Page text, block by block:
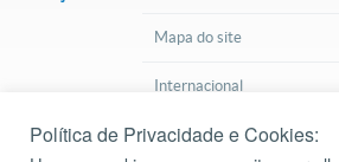
Mapa do site
Internacional
cancaonova.com © 2002 – 2026Todos os direitos
Política de Privacidade e Cookies: